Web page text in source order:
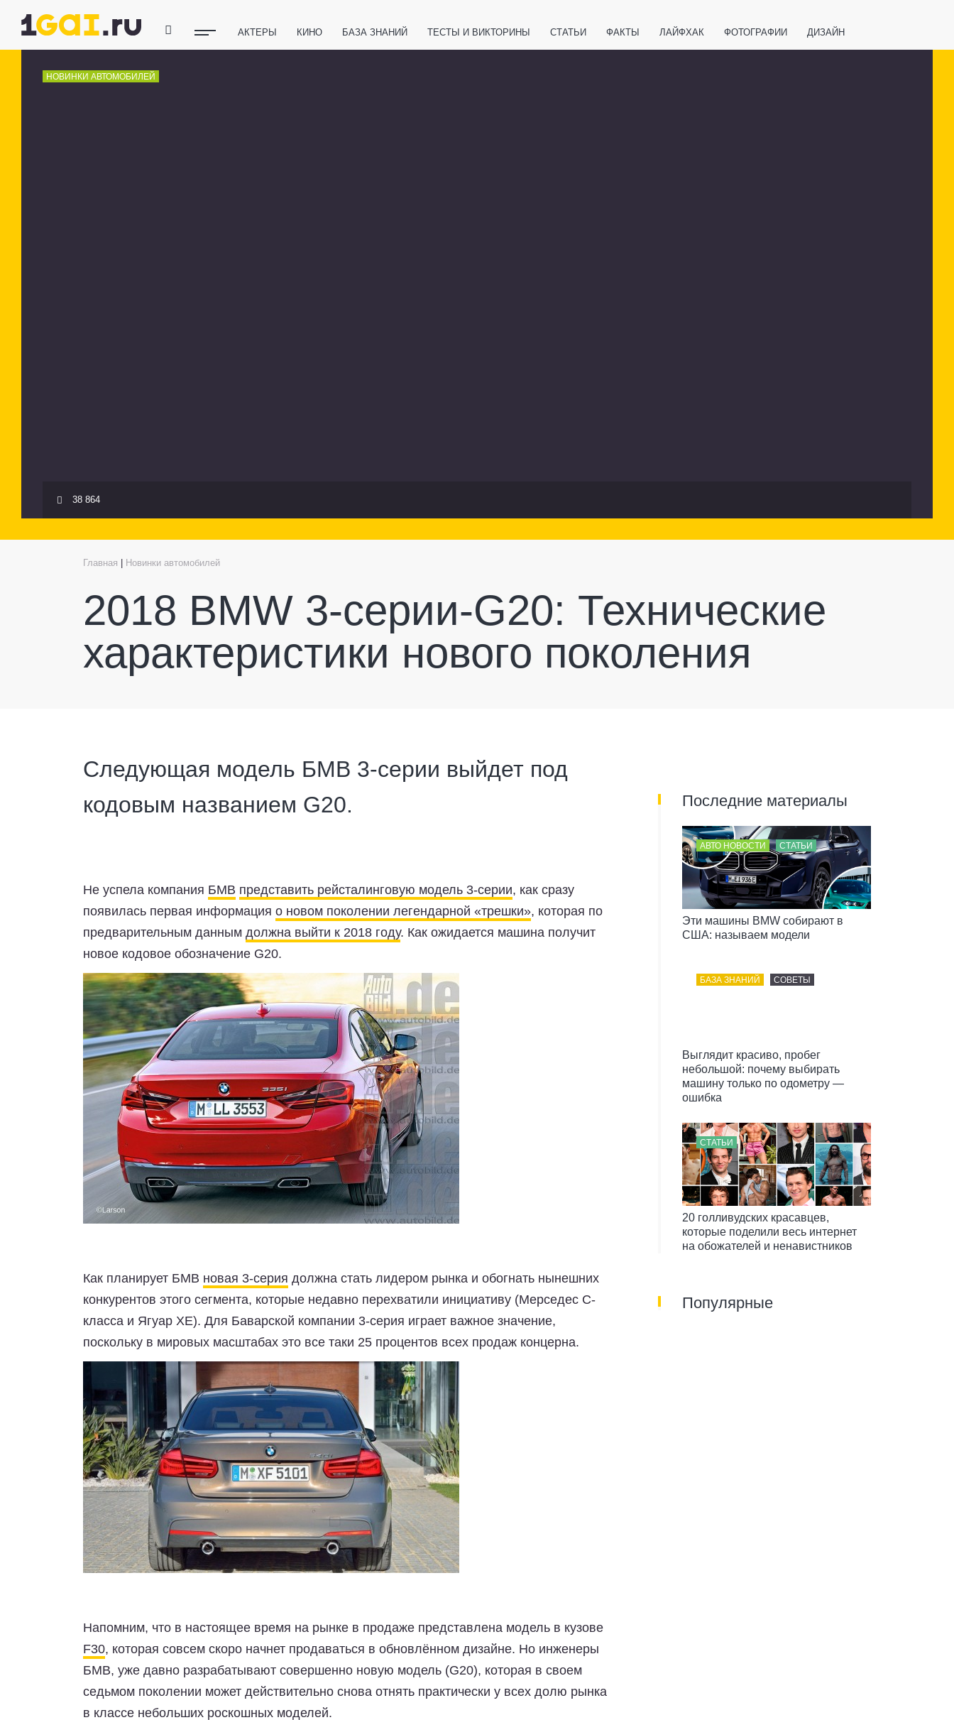
АКТЕРЫ КИНО БАЗА ЗНАНИЙ ТЕСТЫ И ВИКТОРИНЫ СТАТЬИ ФАКТЫ ЛАЙФХАК ФОТОГРАФИИ ДИЗАЙН
НОВИНКИ АВТОМОБИЛЕЙ
38 864
Главная Новинки автомобилей
2018 BMW 3-серии-G20: Технические
характеристики нового поколения
Следующая модель БМВ 3-серии выйдет под
кодовым названием G20.
Не успела компания БМВ представить рейсталинговую модель 3-серии, как сразу
появилась первая информация о новом поколении легендарной «трешки», которая по
предварительным данным должна выйти к 2018 году. Как ожидается машина получит
новое кодовое обозначение G20.
Как планирует БМВ новая 3-серия должна стать лидером рынка и обогнать нынешних
конкурентов этого сегмента, которые недавно перехватили инициативу (Мерседес С-
класса и Ягуар ХЕ). Для Баварской компании 3-серия играет важное значение,
поскольку в мировых масштабах это все таки 25 процентов всех продаж концерна.
Напомним, что в настоящее время на рынке в продаже представлена модель в кузове
F30, которая совсем скоро начнет продаваться в обновлённом дизайне. Но инженеры
БМВ, уже давно разрабатывают совершенно новую модель (G20), которая в своем
седьмом поколении может действительно снова отнять практически у всех долю рынка
в классе небольших роскошных моделей.
Последние материалы
АВТО НОВОСТИ СТАТЬИ
Эти машины BMW собирают в
США: называем модели
БАЗА ЗНАНИЙ СОВЕТЫ
Выглядит красиво, пробег
небольшой: почему выбирать
машину только по одометру —
ошибка
СТАТЬИ
20 голливудских красавцев,
которые поделили весь интернет
на обожателей и ненавистников
Популярные